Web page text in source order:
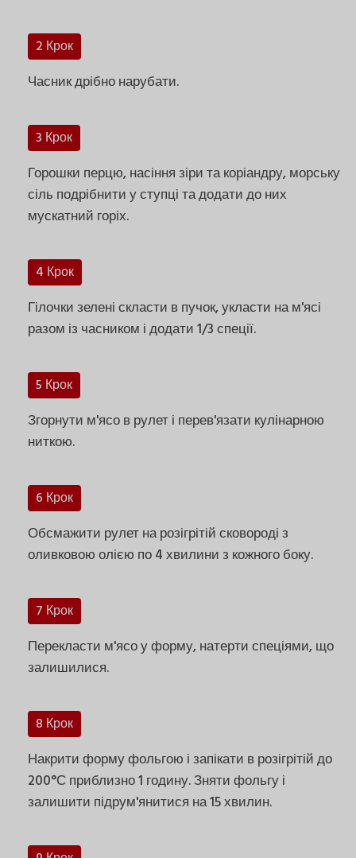
2 Крок
Часник дрібно нарубати.
3 Крок
Горошки перцю, насіння зіри та коріандру, морську
сіль подрібнити у ступці та додати до них
мускатний горіх.
4 Крок
Гілочки зелені скласти в пучок, укласти на м'ясі
разом із часником і додати 1/3 спеції.
5 Крок
Згорнути м'ясо в рулет і перев'язати кулінарною
ниткою.
6 Крок
Обсмажити рулет на розігрітій сковороді з
оливковою олією по 4 хвилини з кожного боку.
7 Крок
Перекласти м'ясо у форму, натерти спеціями, що
залишилися.
8 Крок
Накрити форму фольгою і запікати в розігрітій до
200°С приблизно 1 годину. Зняти фольгу і
залишити підрум'янитися на 15 хвилин.